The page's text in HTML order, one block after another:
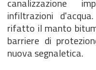
canalizzazione
infiltrazioni
rifatto il manto
barriere di
nuova segnaletica.